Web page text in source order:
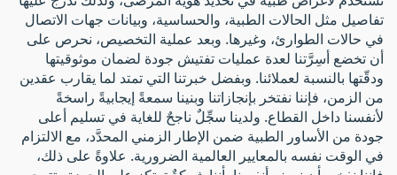
تفاصيل مثل الحالات الطبية، والحساسية، وبيانات جهات الاتصال
في حالات الطوارئ، وغيرها. وبعد عملية التخصيص، نحرص على
أن تخضع أسِرَّتنا لعدة عمليات تفتيش جودة لضمان موثوقيتها
ودقّتها بالنسبة لعملائنا. وبفضل خبرتنا التي تمتد لما يقارب عقدين
من الزمن، فإننا نفتخر بإنجازاتنا وبنينا سمعةً إيجابيةً راسخةً
لأنفسنا داخل القطاع. ولدينا سجِّلٌ ناجحٌ للغاية في تسليم أعلى
جودة من الأساور الطبية ضمن الإطار الزمني المحدَّد، مع الالتزام
في الوقت نفسه بالمعايير العالمية الضرورية. علاوةً على ذلك،